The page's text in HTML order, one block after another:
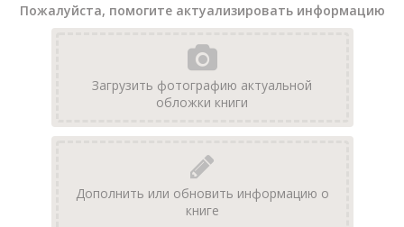
Пожалуйста, помогите актуализировать информацию
Загрузить фотографию актуальной
обложки книги
Дополнить или обновить информацию о
книге